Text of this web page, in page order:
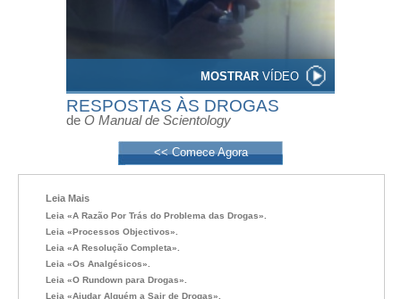
MOSTRAR VÍDEO
RESPOSTAS ÀS DROGAS
de O Manual de Scientology
<< Comece Agora
Leia Mais
Leia «A Razão Por Trás do Problema das Drogas».
Leia «Processos Objectivos».
Leia «A Resolução Completa».
Leia «Os Analgésicos».
Leia «O Rundown para Drogas».
Leia «Ajudar Alguém a Sair de Drogas».